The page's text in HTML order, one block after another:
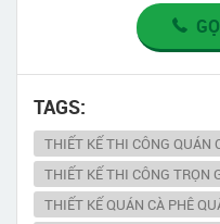
TAGS:
THIẾT KẾ THI CÔNG QUÁN
THIẾT KẾ THI CÔNG TRỌN
THIẾT KẾ QUÁN CÀ PHÊ